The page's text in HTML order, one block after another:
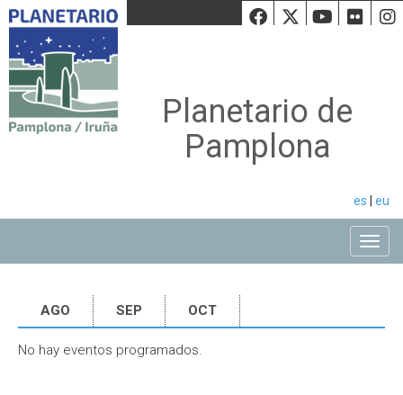
Facebook
Twiiter
Planetario de
Pamplona
es eu
AGO SEP OCT
No hay eventos programados.